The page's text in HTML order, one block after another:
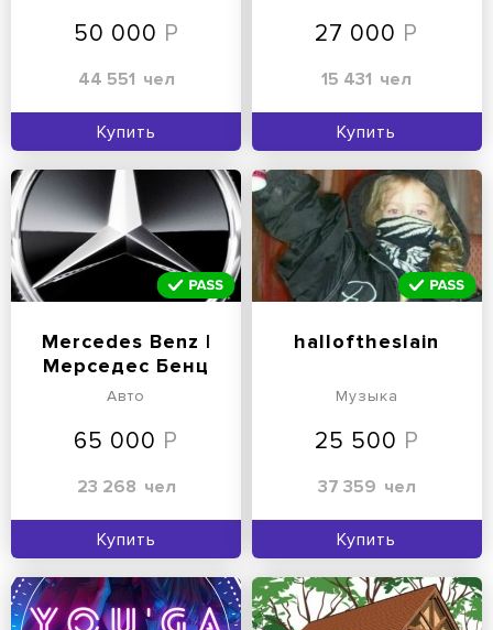
50 000
44 551 чел
Купить
27 000
15 431 чел
Купить
Mercedes Benz |
Мерседес Бенц
Авто
65 000
23 268 чел
Купить
halloftheslain
Музыка
25 500
37 359 чел
Купить